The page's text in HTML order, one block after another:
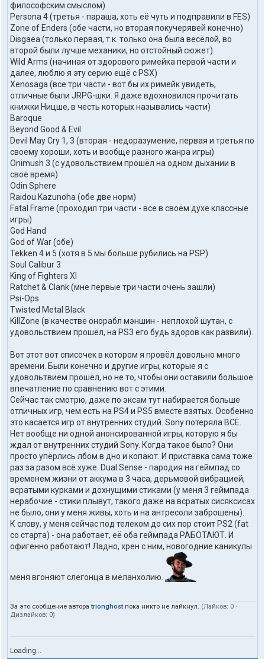
философским смыслом)
Persona 4 (третья - параша, хоть её чуть и подправили в FES)
Zone of Enders (обе части, но вторая покучерявей конечно)
Disgaea (только первая, т.к. только она была весёлой, во
второй были лучше механики, но отстойный сюжет).
Wild Arms (начиная от здорового римейка первой части и
далее, люблю я эту серию ещё с PSX)
Xenosaga (все три части - вот бы их римейк увидеть,
отличные были JRPG-шки. Я даже вдохновился прочитать
книжки Ницше, в честь которых назывались части)
Baroque
Beyond Good & Evil
Devil May Cry 1, 3 (вторая - недоразумение, первая и третья по
своему хороши, хоть и вообще разного жанра игры)
Onimush 3 (с удовольствием прошёл на одном дыхании в
своё время)
Odin Sphere
Raidou Kazunoha (обе две норм)
Fatal Frame (проходил три части - все в своём духе классные
игры)
God Hand
God of War (обе)
Tekken 4 и 5 (хотя в 5 мы больше рубились на PSP)
Soul Calibur 3
King of Fighters XI
Ratchet & Clank (мне первые три части очень зашли)
Psi-Ops
Twisted Metal Black
KillZone (в качестве онорабл мэншин - неплохой шутан, с
удовольствием прошёл, на PS3 его будь здоров как развили).
Вот этот вот списочек в котором я провёл довольно много
времени. Были конечно и другие игры, которые я с
удовольтвием прошёл, но не то, чтобы они оставили большое
впечатление по сравнению вот с этими.
Сейчас так смотрю, даже по эксам тут набирается больше
отличных игр, чем есть на PS4 и PS5 вместе взятых. Особенно
это касается игр от внутренних студий. Sony потеряла ВСЁ.
Нет вообще ни одной анонсированной игры, которую я бы
ждал от внутренних студий Sony. Когда такое было? Они
просто упёрлись лбом в дно и копают. И приставка сама тоже
раз за разом всё хуже. Dual Sense - пародия на геймпад со
временем жизни от аккума в 3 часа, дерьмовой вибрацией,
всратыми курками и дохнущими стиками (у меня 3 геймпада
нерабочие - стики плывут, такого даже на всратых сисяксисах
не было, они у меня живы, хоть и на антресоли заброшены).
К слову, у меня сейчас под телеком до сих пор стоит PS2 (fat
со старта) - она работает, её оба геймпада РАБОТАЮТ. И
офигенно работают! Ладно, хрен с ним, новогодние каникулы
меня вгоняют слегонца в меланхолию.
За это сообщение автораtrionghostпока никто не лайкнул. (Лайков: 0 ·
Дизлайков: 0)
Loading...